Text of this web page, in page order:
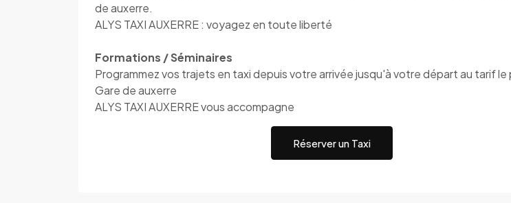
de auxerre.
ALYS TAXI AUXERRE : voyagez en toute liberté
Formations / Séminaires
Programmez vos trajets en taxi depuis votre arrivée jusqu'à votre départ au tarif le
Gare de auxerre
ALYS TAXI AUXERRE vous accompagne
Réserver un Taxi